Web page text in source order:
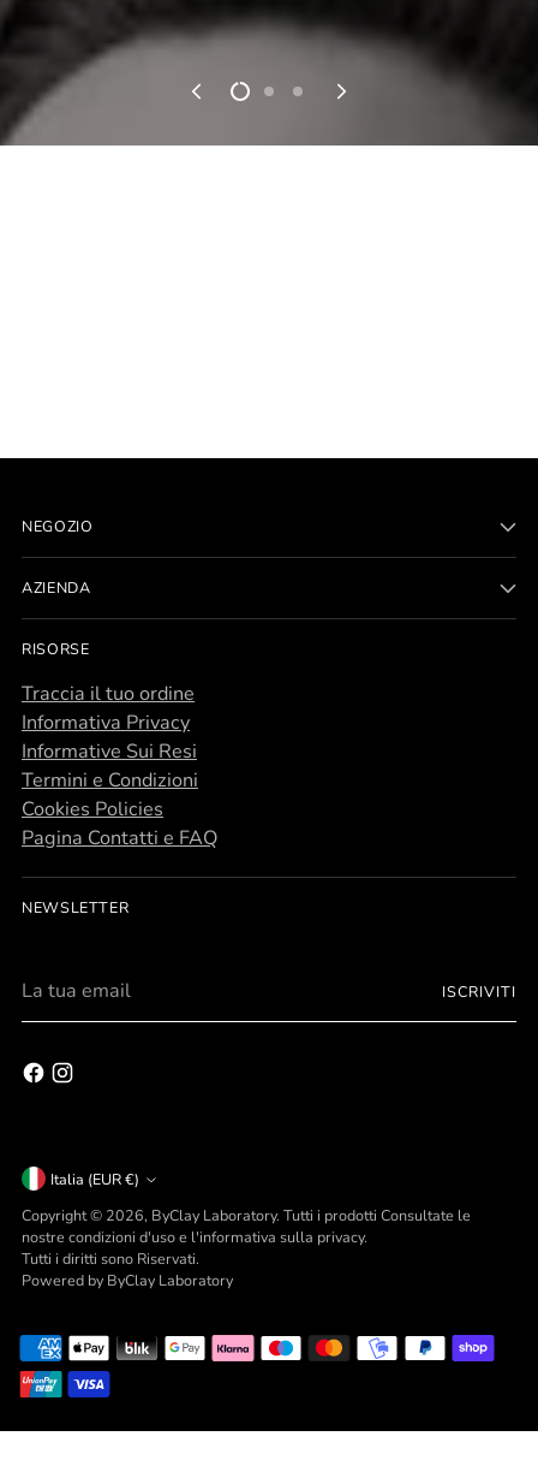
Personalizza
NEGOZIO
AZIENDA
RISORSE
Traccia il tuo ordine
Informativa Privacy
Informative Sui Resi
Termini e Condizioni
Cookies Policies
Pagina Contatti e FAQ
NEWSLETTER
tua
ISCRIVITI
Valuta
Italia (EUR €)
Copyright © 2026, ByClay Laboratory. Tutti i prodotti Consultate le
nostre condizioni d'uso e l'informativa sulla privacy.
Tutti i diritti sono Riservati.
Powered by ByClay Laboratory